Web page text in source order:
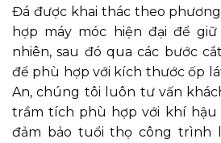
Đá được khai thác theo
hợp máy móc hiện đại để
nhiên, sau đó qua các bước
để phù hợp với kích thước ốp
An, chúng tôi luôn tư vấn
trầm tích phù hợp với khí hậu
đảm bảo tuổi thọ công trình